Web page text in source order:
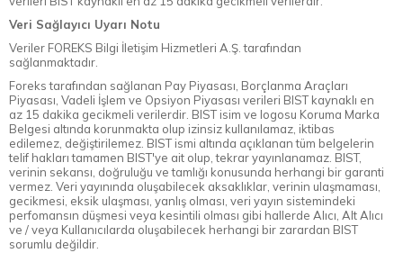
Veri Sağlayıcı Uyarı Notu
Veriler FOREKS Bilgi İletişim Hizmetleri A.Ş. tarafından
sağlanmaktadır.
Foreks tarafından sağlanan Pay Piyasası, Borçlanma Araçları
Piyasası, Vadeli İşlem ve Opsiyon Piyasası verileri BIST kaynaklı en
az 15 dakika gecikmeli verilerdir. BIST isim ve logosu Koruma Marka
Belgesi altında korunmakta olup izinsiz kullanılamaz, iktibas
edilemez, değiştirilemez. BIST ismi altında açıklanan tüm belgelerin
telif hakları tamamen BIST'ye ait olup, tekrar yayınlanamaz. BIST,
verinin sekansı, doğruluğu ve tamlığı konusunda herhangi bir garanti
vermez. Veri yayınında oluşabilecek aksaklıklar, verinin ulaşmaması,
gecikmesi, eksik ulaşması, yanlış olması, veri yayın sistemindeki
perfomansın düşmesi veya kesintili olması gibi hallerde Alıcı, Alt Alıcı
ve / veya Kullanıcılarda oluşabilecek herhangi bir zarardan BIST
sorumlu değildir.